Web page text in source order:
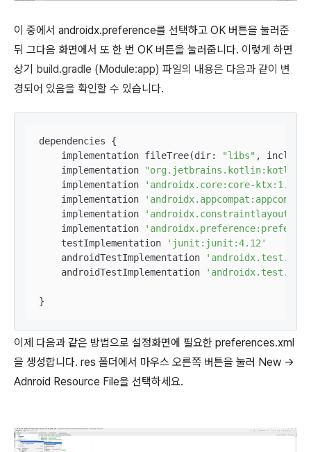
이 중에서 androidx.preference를 선택하고 OK 버튼을 눌러준
뒤 그다음 화면에서 또 한 번 OK 버튼을 눌러줍니다. 이렇게 하면
상기 build.gradle (Module:app) 파일의 내용은 다음과 같이 변
경되어 있음을 확인할 수 있습니다.
dependencies {
    implementation fileTree(dir:
"libs" ,
    implementation
"org.jetbrains.kotlin:kotlin-
    implementation
'androidx.core:core-ktx:1.3.1'
    implementation
    implementation
    implementation
    testImplementation
'junit:junit:4.12'
    androidTestImplementation
    androidTestImplementation
}
이제 다음과 같은 방법으로 설정화면에 필요한 preferences.xml
을 생성합니다. res 폴더에서 마우스 오른쪽 버튼을 눌러 New ->
Adnroid Resource File을 선택하세요.